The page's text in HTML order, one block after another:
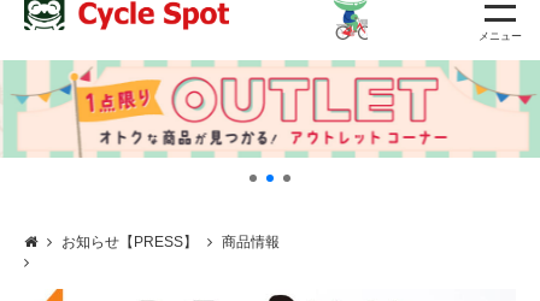
メニュー
お知らせ【PRESS】 商品情報